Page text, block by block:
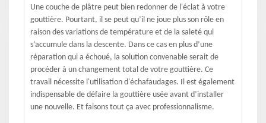
Une couche de plâtre peut bien redonner de l'éclat à votre
gouttière. Pourtant, il se peut qu’il ne joue plus son rôle en
raison des variations de température et de la saleté qui
s’accumule dans la descente. Dans ce cas en plus d’une
réparation qui a échoué, la solution convenable serait de
procéder à un changement total de votre gouttière. Ce
travail nécessite l'utilisation d'échafaudages. Il est également
indispensable de défaire la gouttière usée avant d’installer
une nouvelle. Et faisons tout ça avec professionnalisme.